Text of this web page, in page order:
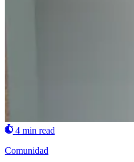
4 min read
Comunidad